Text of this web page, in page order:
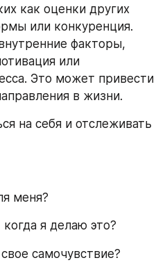
как оценки других
или конкуренция.
факторы,
или
Это может привести
в жизни.
на себя и отслеживать
меня?
я делаю это?
самочувствие?